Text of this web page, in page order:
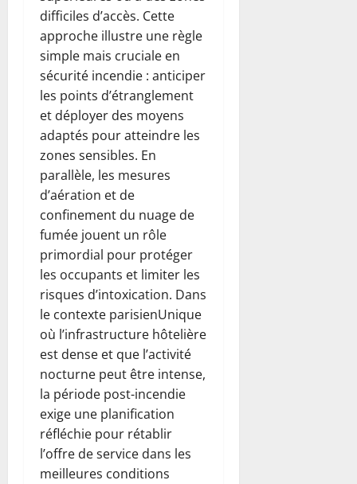
difficiles d’accès. Cette
approche illustre une règle
simple mais cruciale en
sécurité incendie : anticiper
les points d’étranglement
et déployer des moyens
adaptés pour atteindre les
zones sensibles. En
parallèle, les mesures
d’aération et de
confinement du nuage de
fumée jouent un rôle
primordial pour protéger
les occupants et limiter les
risques d’intoxication. Dans
le contexte parisienUnique
où l’infrastructure hôtelière
est dense et que l’activité
nocturne peut être intense,
la période post-incendie
exige une planification
réfléchie pour rétablir
l’offre de service dans les
meilleures conditions